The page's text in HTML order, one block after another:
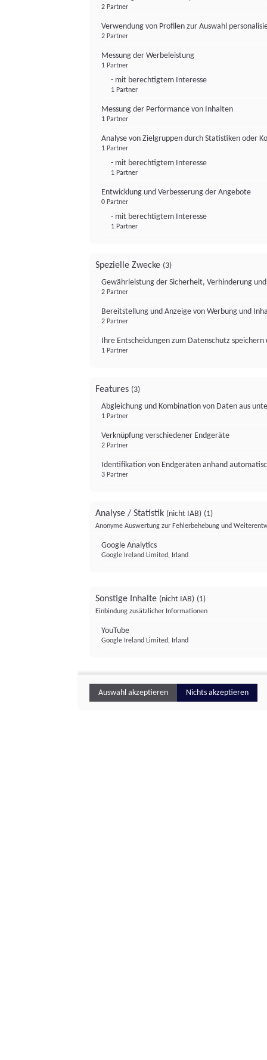
2 Partner
Verwendung von Profilen zur Auswahl
2 Partner
Messung der Werbeleistung
1 Partner
- mit berechtigtem Interesse
1 Partner
Messung der Performance von Inhalten
1 Partner
Analyse von Zielgruppen durch Statistiken oder
1 Partner
- mit berechtigtem Interesse
1 Partner
Entwicklung und Verbesserung der Angebote
0 Partner
- mit berechtigtem Interesse
1 Partner
Spezielle Zwecke (3)
Gewährleistung der Sicherheit, Verhinderung
2 Partner
Bereitstellung und Anzeige von Werbung und
2 Partner
Ihre Entscheidungen zum Datenschutz
1 Partner
Features (3)
Abgleichung und Kombination von Daten aus
1 Partner
Verknüpfung verschiedener Endgeräte
2 Partner
Identifikation von Endgeräten anhand
3 Partner
Analyse / Statistik (nicht IAB) (1)
Anonyme Auswertung zur Fehlerbehebung und
Google Analytics
Google Ireland Limited, Irland
Sonstige Inhalte (nicht IAB) (1)
Einbindung zusätzlicher Informationen
YouTube
Google Ireland Limited, Irland
Auswahl akzeptieren Nichts akzeptieren